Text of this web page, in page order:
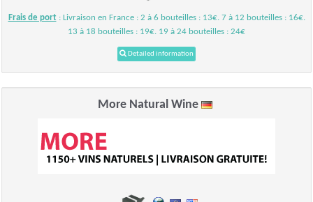
Frais de port: Livraison en France : 2 à 6 bouteilles : 13€. 7 à 12 bouteilles : 16€.
13 à 18 bouteilles : 19€. 19 à 24 bouteilles : 24€
Detailed information
More Natural Wine